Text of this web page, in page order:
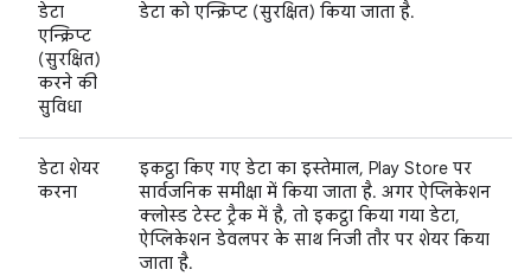
डेटा
एन्क्रिप्ट
(सुरक्षित)
करने की
सुविधा
डेटा को एन्क्रिप्ट (सुरक्षित) किया जाता है.
डेटा शेयर
करना
इकट्ठा किए गए डेटा का इस्तेमाल, Play Store पर
सार्वजनिक समीक्षा में किया जाता है. अगर ऐप्लिकेशन
क्लोस्ड टेस्ट ट्रैक में है, तो इकट्ठा किया गया डेटा,
ऐप्लिकेशन डेवलपर के साथ निजी तौर पर शेयर किया
जाता है.